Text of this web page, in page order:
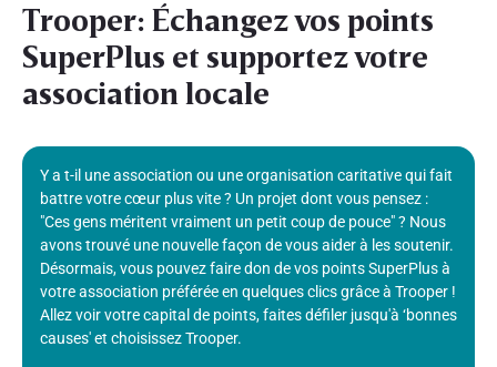
Trooper: Échangez vos points
SuperPlus et supportez votre
association locale
Y a t-il une association ou une organisation caritative qui fait
battre votre cœur plus vite ? Un projet dont vous pensez :
"Ces gens méritent vraiment un petit coup de pouce" ? Nous
avons trouvé une nouvelle façon de vous aider à les soutenir.
Désormais, vous pouvez faire don de vos points SuperPlus à
votre association préférée en quelques clics grâce à Trooper !
Allez voir votre capital de points, faites défiler jusqu'à ‘bonnes
causes' et choisissez Trooper.